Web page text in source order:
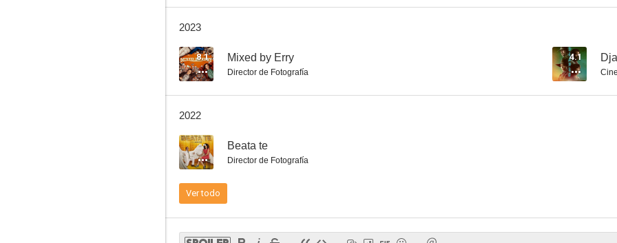
2023
8.1 Mixed by Erry
Director de Fotografía
4.1
2022
-- Beata te
Director de Fotografía
Ver todo